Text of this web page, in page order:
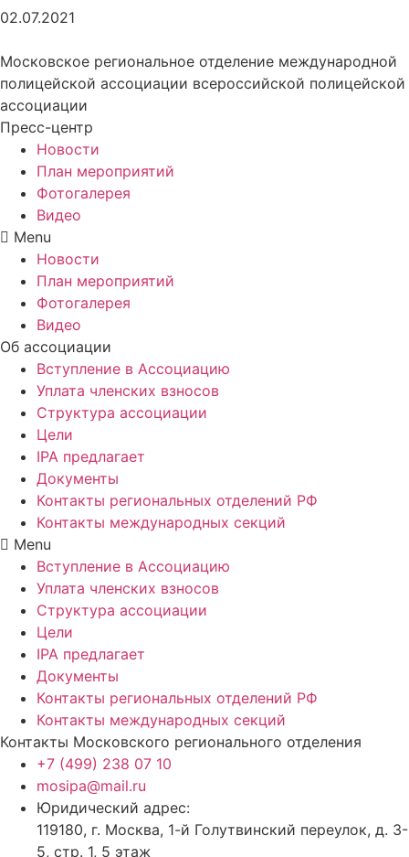
02.07.2021
Московское региональное отделение международной
полицейской ассоциации всероссийской полицейской
ассоциации
Пресс-центр
Новости
План мероприятий
Фотогалерея
Видео
Menu
Новости
План мероприятий
Фотогалерея
Видео
Об ассоциации
Вступление в Ассоциацию
Уплата членских взносов
Структура ассоциации
Цели
IPA предлагает
Документы
Контакты региональных отделений РФ
Контакты международных секций
Menu
Вступление в Ассоциацию
Уплата членских взносов
Структура ассоциации
Цели
IPA предлагает
Документы
Контакты региональных отделений РФ
Контакты международных секций
Контакты Московского регионального отделения
+7 (499) 238 07 10
mosipa@mail.ru
Юридический адрес:
119180, г. Москва, 1-й Голутвинский переулок, д. 3-
5, стр. 1, 5 этаж